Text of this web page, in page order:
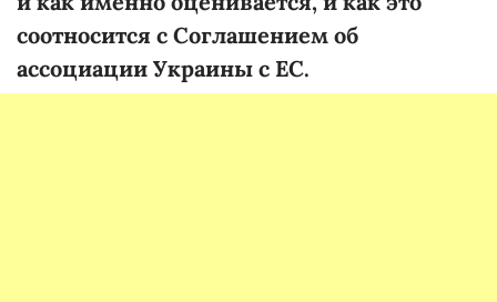
соотносится с Соглашением об
ассоциации Украины с ЕС.